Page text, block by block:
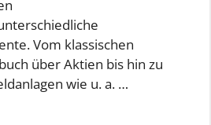
Vom klassischen
über Aktien bis hin zu
wie u. a. …